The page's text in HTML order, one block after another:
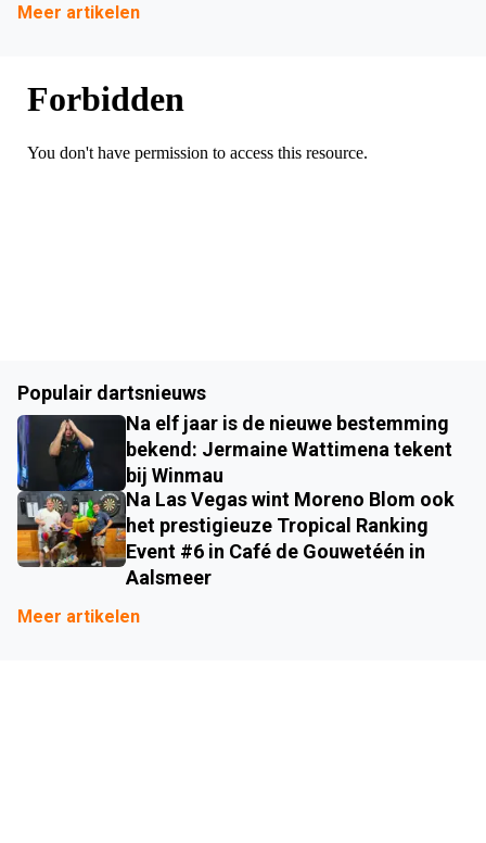
Meer artikelen
Populair dartsnieuws
Na elf jaar is de nieuwe bestemming
bekend: Jermaine Wattimena tekent
bij Winmau
Na Las Vegas wint Moreno Blom ook
het prestigieuze Tropical Ranking
Event #6 in Café de Gouwetéén in
Aalsmeer
Meer artikelen